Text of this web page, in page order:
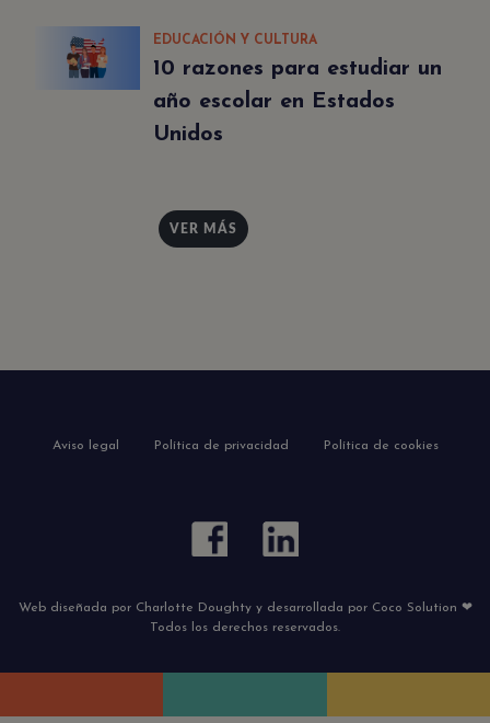
EDUCACIÓN Y CULTURA
10 razones para estudiar un
año escolar en Estados
Unidos
VER MÁS
Aviso legal Política de privacidad Política de cookies
Web diseñada por Charlotte Doughty y desarrollada por Coco Solution ❤
Todos los derechos reservados.